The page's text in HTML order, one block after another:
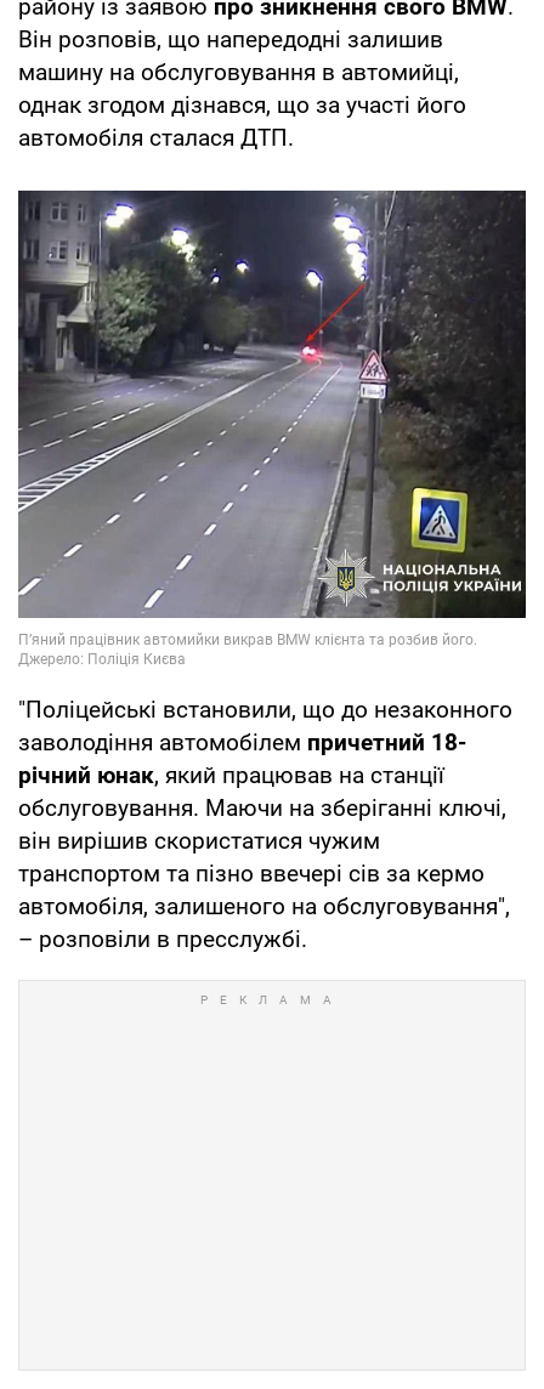
району із заявою про зникнення свого BMW.
Він розповів, що напередодні залишив
машину на обслуговування в автомийці,
однак згодом дізнався, що за участі його
автомобіля сталася ДТП.
"Поліцейські встановили, що до незаконного
заволодіння автомобілем причетний 18-
річний юнак, який працював на станції
обслуговування. Маючи на зберіганні ключі,
він вирішив скористатися чужим
транспортом та пізно ввечері сів за кермо
автомобіля, залишеного на обслуговування",
– розповіли в пресслужбі.